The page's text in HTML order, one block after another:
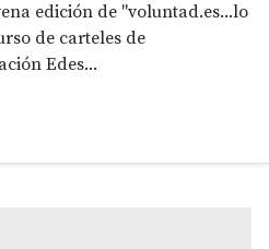
edición de "voluntad.es...lo
de carteles de
Edes...